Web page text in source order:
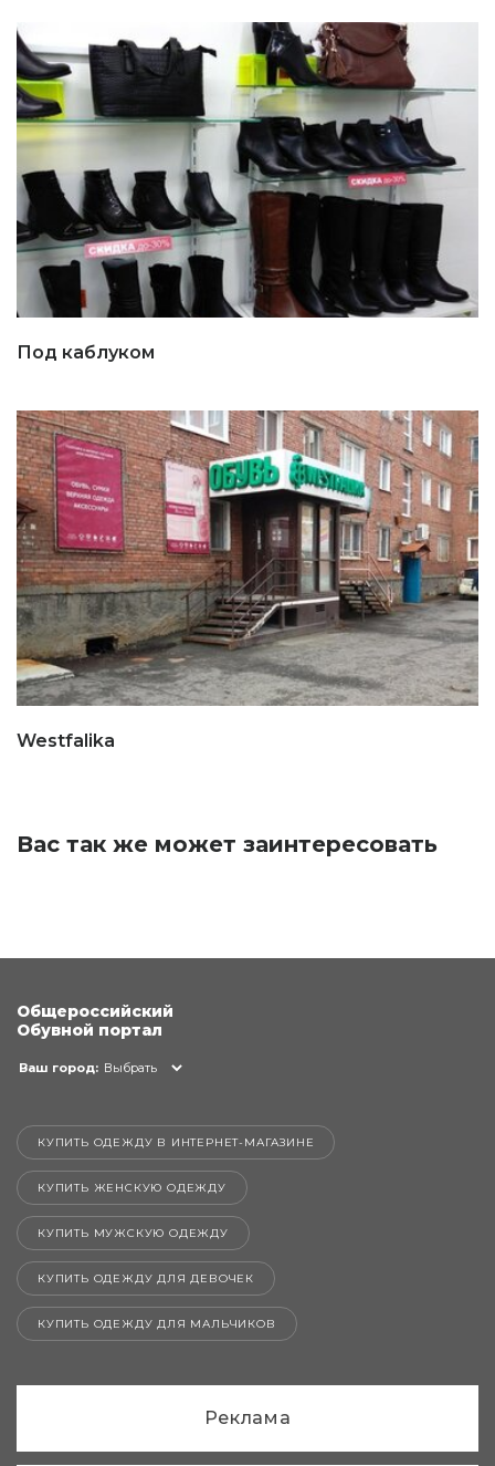
Под каблуком
Westfalika
Вас так же может заинтересовать
Общероссийский
Обувной портал
Ваш город: Выбрать
КУПИТЬ ОДЕЖДУ В ИНТЕРНЕТ-МАГАЗИНЕ
КУПИТЬ ЖЕНСКУЮ ОДЕЖДУ
КУПИТЬ МУЖСКУЮ ОДЕЖДУ
КУПИТЬ ОДЕЖДУ ДЛЯ ДЕВОЧЕК
КУПИТЬ ОДЕЖДУ ДЛЯ МАЛЬЧИКОВ
Реклама